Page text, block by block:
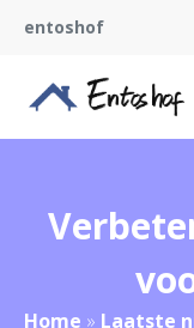
entoshof
Home » Laatste